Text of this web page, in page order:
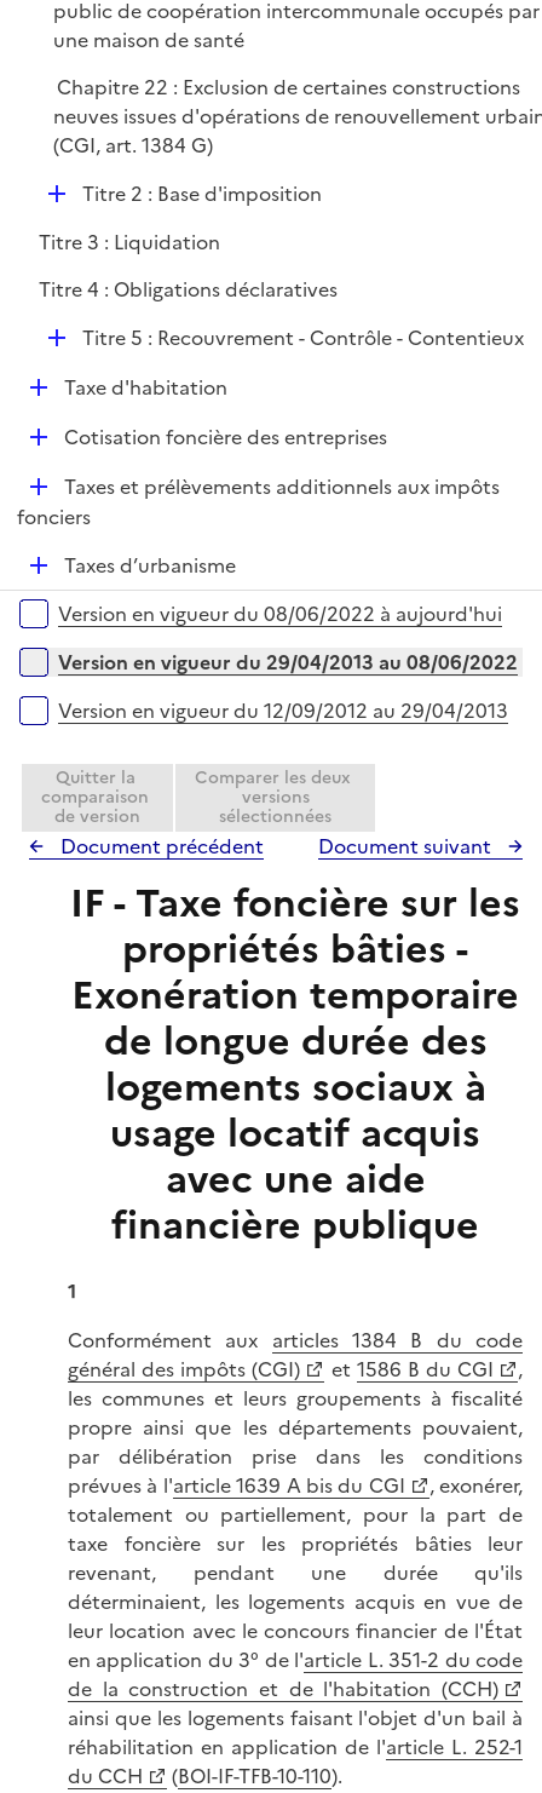
public de coopération intercommunale occupés par
une maison de santé
Chapitre 22 : Exclusion de certaines constructions
neuves issues d'opérations de renouvellement
(CGI, art. 1384 G)
D
p
l
Titre 2 : Base d'imposition
Titre 3 : Liquidation
Titre 4 : Obligations déclaratives
D
p
l
i
e
r
Titre 5 : Recouvrement - Contrôle - Contentieux
D
e
Taxe d'habitation
D
l
r
Cotisation foncière des entreprises
D
é
e
r
Taxes et prélèvements additionnels aux impôts
fonciers
D
é
p
e
Taxes d’urbanisme
Versions sur la période
Version en vigueur du 08/06/2022 à aujourd'hui
Version en vigueur du 29/04/2013 au 08/06/2022
Version en vigueur du 12/09/2012 au 29/04/2013
Quitter la
comparaison
de version
Comparer les deux
versions
sélectionnées
Document précédent Document suivant
IF - Taxe foncière sur les
propriétés bâties -
Exonération temporaire
de longue durée des
logements sociaux à
usage locatif acquis
avec une aide
financière publique
1
Conformément aux articles 1384 B du code
général des impôts (CGI)
et 1586 B du CGI
,
les communes et leurs groupements à fiscalité
propre ainsi que les départements pouvaient,
par délibération prise dans les conditions
prévues à l'article 1639 A bis du CGI
, exonérer,
totalement ou partiellement, pour la part de
taxe foncière sur les propriétés bâties leur
revenant, pendant une durée qu'ils
déterminaient, les logements acquis en vue de
leur location avec le concours financier de l'État
en application du 3° de l'article L. 351-2 du code
de la construction et de l'habitation (CCH)
ainsi que les logements faisant l'objet d'un bail à
réhabilitation en application de l'article L. 252-1
du CCH
(BOI-IF-TFB-10-110).